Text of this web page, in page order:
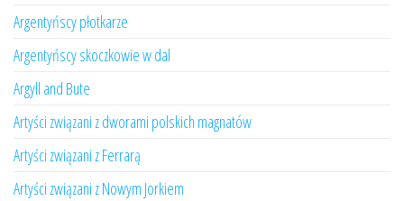
Argentyńscy płotkarze
Argentyńscy skoczkowie w dal
Argyll and Bute
Artyści związani z dworami polskich magnatów
Artyści związani z Ferrarą
Artyści związani z Nowym Jorkiem